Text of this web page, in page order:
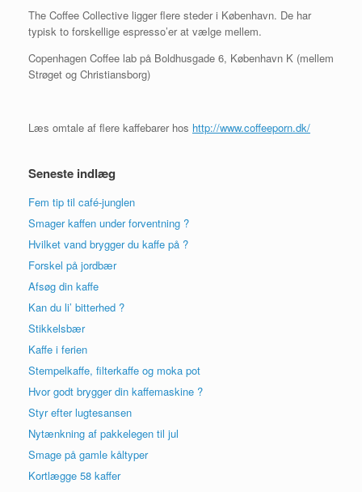
The Coffee Collective ligger flere steder i København. De har
typisk to forskellige espresso’er at vælge mellem.
Copenhagen Coffee lab på Boldhusgade 6, København K (mellem
Strøget og Christiansborg)
Læs omtale af flere kaffebarer hos http://www.coffeeporn.dk/
Seneste indlæg
Fem tip til café-junglen
Smager kaffen under forventning ?
Hvilket vand brygger du kaffe på ?
Forskel på jordbær
Afsøg din kaffe
Kan du li’ bitterhed ?
Stikkelsbær
Kaffe i ferien
Stempelkaffe, filterkaffe og moka pot
Hvor godt brygger din kaffemaskine ?
Styr efter lugtesansen
Nytænkning af pakkelegen til jul
Smage på gamle kåltyper
Kortlægge 58 kaffer